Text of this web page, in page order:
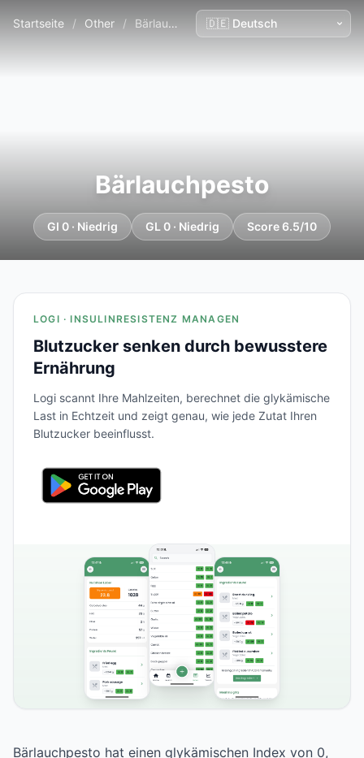
Startseite / Other / Bärlauchpesto
Bärlauchpesto
GI 0 · Niedrig GL 0 · Niedrig Score 6.5/10
LOGI · INSULINRESISTENZ MANAGEN
Blutzucker senken durch bewusstere
Ernährung
Logi scannt Ihre Mahlzeiten, berechnet die glykämische
Last in Echtzeit und zeigt genau, wie jede Zutat Ihren
Blutzucker beeinflusst.
Bärlauchpesto hat einen glykämischen Index von 0,